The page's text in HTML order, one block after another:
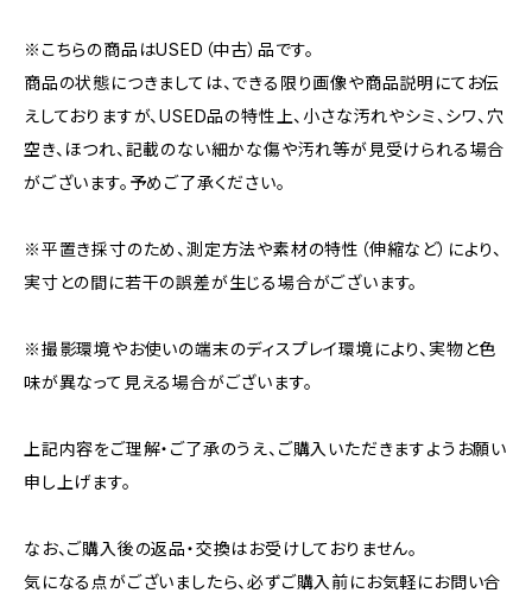
※こちらの商品はUSED（中古）品です。
商品の状態につきましては、できる限り画像や商品説明にてお伝
えしておりますが、USED品の特性上、小さな汚れやシミ、シワ、穴
空き、ほつれ、記載のない細かな傷や汚れ等が見受けられる場合
がございます。予めご了承ください。
※平置き採寸のため、測定方法や素材の特性（伸縮など）により、
実寸との間に若干の誤差が生じる場合がございます。
※撮影環境やお使いの端末のディスプレイ環境により、実物と色
味が異なって見える場合がございます。
上記内容をご理解・ご了承のうえ、ご購入いただきますようお願い
申し上げます。
なお、ご購入後の返品・交換はお受けしておりません。
気になる点がございましたら、必ずご購入前にお気軽にお問い合